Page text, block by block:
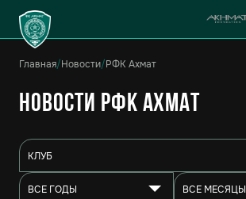
Главная/Новости/РФК Ахмат
Новости РФК Ахмат
КЛУБ
ВСЕ ГОДЫ ВСЕ МЕСЯЦЫ